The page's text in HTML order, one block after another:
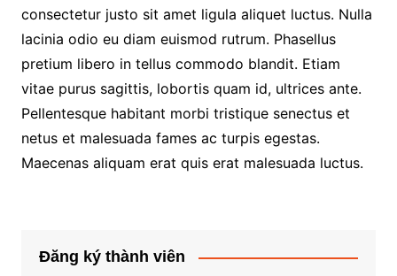
consectetur justo sit amet ligula aliquet luctus. Nulla
lacinia odio eu diam euismod rutrum. Phasellus
pretium libero in tellus commodo blandit. Etiam
vitae purus sagittis, lobortis quam id, ultrices ante.
Pellentesque habitant morbi tristique senectus et
netus et malesuada fames ac turpis egestas.
Maecenas aliquam erat quis erat malesuada luctus.
Đăng ký thành viên